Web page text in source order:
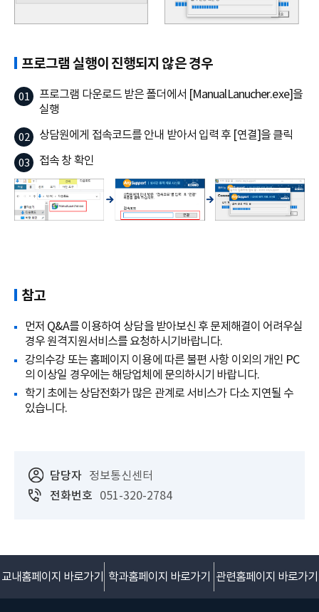
프로그램 실행이 진행되지 않은 경우
프로그램 다운로드 받은 폴더에서 [ManualLanucher.exe]을
실행
상담원에게 접속코드를 안내 받아서 입력 후 [연결]을 클릭
접속 창 확인
참고
먼저 Q&A를 이용하여 상담을 받아보신 후 문제해결이 어려우실
경우 원격지원서비스를 요청하시기바랍니다.
강의수강 또는 홈페이지 이용에 따른 불편 사항 이외의 개인 PC
의 이상일 경우에는 해당업체에 문의하시기 바랍니다.
학기 초에는 상담전화가 많은 관계로 서비스가 다소 지연될 수
있습니다.
담당자 정보통신센터
전화번호 051-320-2784
교내홈페이지 바로가기 학과홈페이지 바로가기 관련홈페이지 바로가기